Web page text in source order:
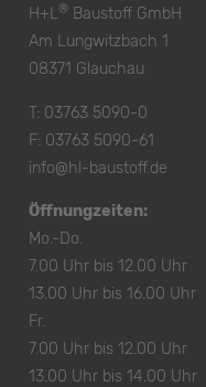
H+L® Baustoff GmbH
Am Lungwitzbach 1
08371 Glauchau
T: 03763 5090-0
F: 03763 5090-61
info@hl-baustoff.de
Öffnungzeiten:
Mo.-Do.
7.00 Uhr bis 12.00 Uhr
13.00 Uhr bis 16.00 Uhr
Fr.
7.00 Uhr bis 12.00 Uhr
13.00 Uhr bis 14.00 Uhr